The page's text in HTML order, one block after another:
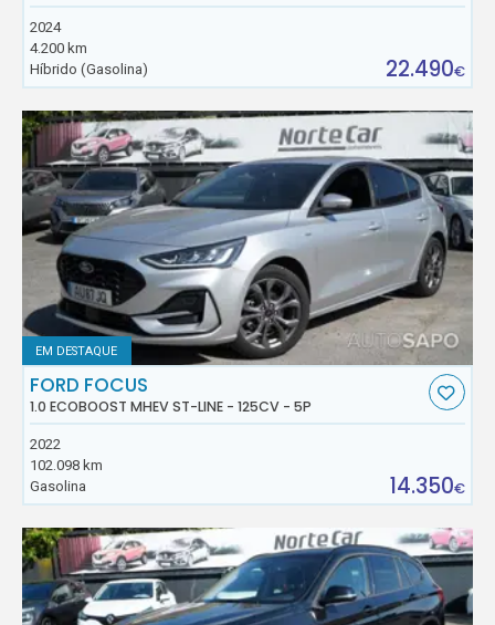
2024
4.200 km
Híbrido (Gasolina)
22.490€
EM DESTAQUE
FORD FOCUS
1.0 ECOBOOST MHEV ST-LINE - 125CV - 5P
2022
102.098 km
Gasolina
14.350€